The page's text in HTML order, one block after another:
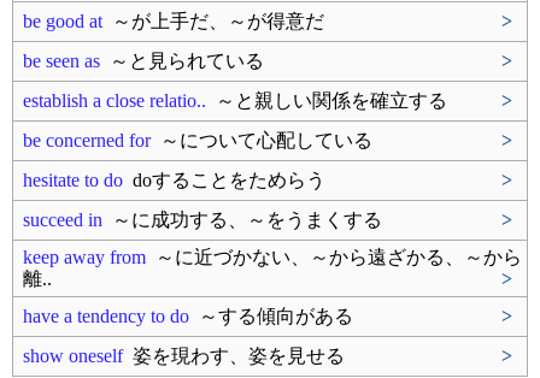
be good at ～が上手だ、～が得意だ
>
be seen as ～と見られている
>
establish a close relatio.. ～と親しい関係を確立する
>
be concerned for～について心配している
>
hesitate to do doすることをためらう
>
succeed in ～に成功する、～をうまくする
>
keep away from ～に近づかない、～から遠ざかる、～から
離..
>
have a tendency to do ～する傾向がある
>
show oneself姿を現わす、姿を見せる >